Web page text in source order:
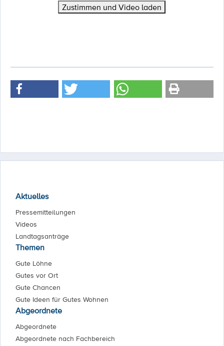
Zustimmen und Video laden
Aktuelles
Pressemitteilungen
Videos
Landtagsanträge
Themen
Gute Löhne
Gutes vor Ort
Gute Chancen
Gute Ideen für Gutes Wohnen
Abgeordnete
Abgeordnete
Abgeordnete nach Fachbereich